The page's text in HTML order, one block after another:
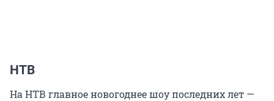
НТВ
На НТВ главное новогоднее шоу последних лет —